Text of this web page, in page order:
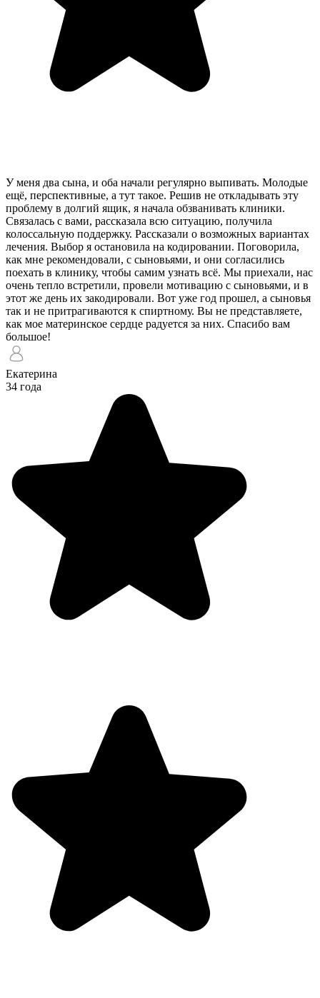
У меня два сына, и оба начали регулярно выпивать. Молодые
ещё, перспективные, а тут такое. Решив не откладывать эту
проблему в долгий ящик, я начала обзванивать клиники.
Связалась с вами, рассказала всю ситуацию, получила
колоссальную поддержку. Рассказали о возможных вариантах
лечения. Выбор я остановила на кодировании. Поговорила,
как мне рекомендовали, с сыновьями, и они согласились
поехать в клинику, чтобы самим узнать всё. Мы приехали, нас
очень тепло встретили, провели мотивацию с сыновьями, и в
этот же день их закодировали. Вот уже год прошел, а сыновья
так и не притрагиваются к спиртному. Вы не представляете,
как мое материнское сердце радуется за них. Спасибо вам
большое!
Екатерина
34 года